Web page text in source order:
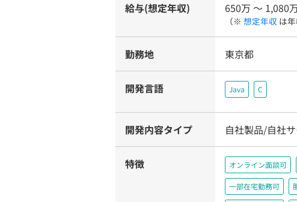
給与(想定年収) 650万 〜 1,080
（※ 想定年収 は
勤務地 東京都
開発言語 Java C
開発内容タイプ 自社製品/自社
特徴 オンライン面談可
一部在宅勤務可